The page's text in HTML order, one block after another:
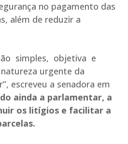
no pagamento das
além de reduzir a
simples, objetiva e
urgente da
escreveu a senadora em
ainda a parlamentar, a
os litígios e facilitar a